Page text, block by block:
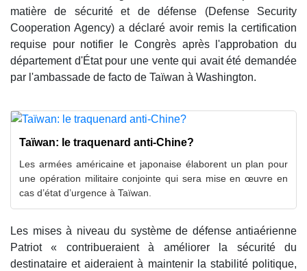
matière de sécurité et de défense (Defense Security
Cooperation Agency) a déclaré avoir remis la certification
requise pour notifier le Congrès après l'approbation du
département d'État pour une vente qui avait été demandée
par l'ambassade de facto de Taïwan à Washington.
Taïwan: le traquenard anti-Chine?
Les armées américaine et japonaise élaborent un plan pour
une opération militaire conjointe qui sera mise en œuvre en
cas d’état d’urgence à Taïwan.
Les mises à niveau du système de défense antiaérienne
Patriot « contribueraient à améliorer la sécurité du
destinataire et aideraient à maintenir la stabilité politique,